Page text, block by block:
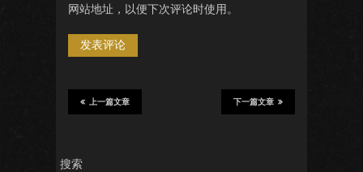
网站地址，以便下次评论时使用。
下一篇文章
上一篇文章
搜索